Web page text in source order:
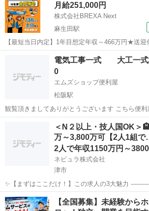
月給251,000円
株式会社BREXA Next
麻生田駅
【最短当日内定】1年目想定年収～466万円★送迎
旅費会社負担！1食200円～の格安食堂利用可◎土
122日でプライベート充実♪ボデーや組立など自動
重県いなべ市》 人気の工場...
いなべ市 麻生田駅 その他
電気工事一式 大工一式
0
エムズショップ便利屋
松阪駅
観覧頂きましてありがとうございます こちら便利屋をしております お
困り事、急ぎ事がありましたら、 相談に乗らせ
に問い合わせ下さい。 ◎軽作業、 ◎急
松阪駅 その他 電気工
＜N２以上・技人国OK＞
万～3,800万可【2人1組
2人で年収1150万円～
ネビュラ株式会社
津市
✨【まずはここだけ！】この求人の3大魅力
----- 【1】圧倒的な貯蓄力！4年間で2人の報酬は
立・起業資金がガッツリ貯...
三重 津市 その他 夜間
【全国募集】未経験から